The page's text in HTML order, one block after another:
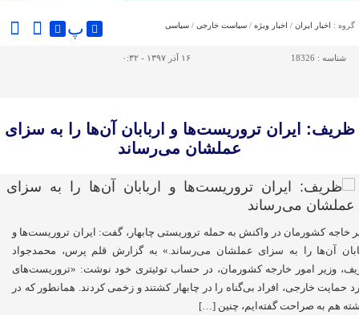
گروه : اخبار ایران / اخبار ویژه / سیاست خارجی / سیاسی پ
شناسه : 18326 ۱۶ آذر ۱۳۹۷ - ۰:۳۲
ظریف: ایران تروریست‌ها و اربابان آن‌ها را به سزای
عملشان می‌رساند
خاجه کشورمان در واکنش به حمله تروریستی چابهار، گفت: ایران تروریست‌ها و
آن‌ها را به سزای عملشان می‌رساند.» به گزارش قلم پرس، محمدجواد
وزیر امور خارجه کشورمان، در حساب توئیتری خود نوشت: «تروریست‌های
حمایت خارجی، افراد بی‌گناه را در چابهار کشتند و زخمی کردند. همانطور که در
هم به صراحت گفته‌ایم، چنین […]